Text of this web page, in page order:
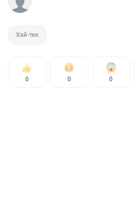
Хай-тек
0 0 0